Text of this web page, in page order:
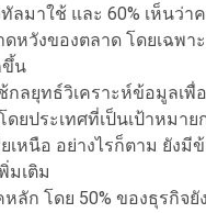
มาใช้ และ 60% เห็นว่า
วังของตลาด โดยเฉพา
ขึ้น
ลยุทธ์วิเคราะห์ข้อมูลเพื่
ประเทศที่เป็นเป้าหมาย
เหนือ อย่างไรก็ตาม ยังมี
มเติม
ลัก โดย 50% ของธุรกิจ